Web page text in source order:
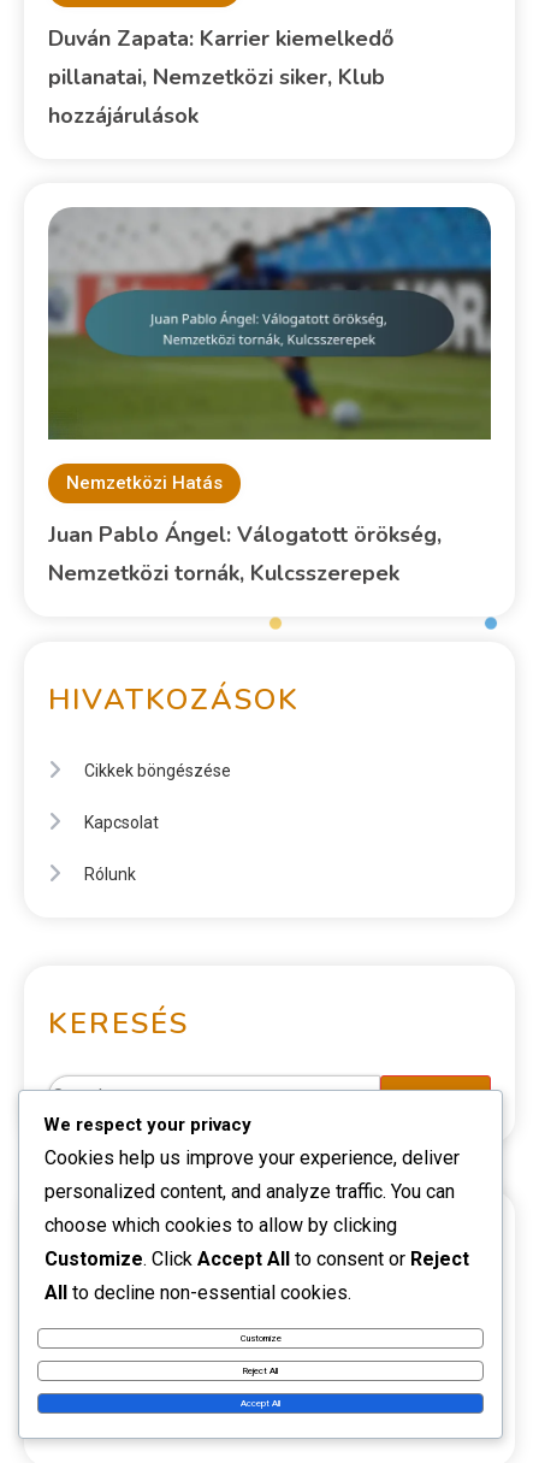
Duván Zapata: Karrier kiemelkedő
pillanatai, Nemzetközi siker, Klub
hozzájárulások
Nemzetközi Hatás
Juan Pablo Ángel: Válogatott örökség,
Nemzetközi tornák, Kulcsszerepek
HIVATKOZÁSOK
Cikkek böngészése
Kapcsolat
Rólunk
KERESÉS
KATEGÓRIÁK
Karrier kiemelkedő pillanatai
We respect your privacy
Cookies help us improve your experience, deliver
personalized content, and analyze traffic. You can
choose which cookies to allow by clicking
Customize. Click Accept All to consent or Reject
All to decline non-essential cookies.
Customize
Reject All
Accept All